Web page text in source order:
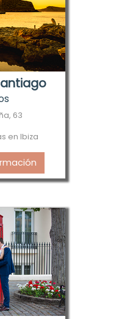
63
en Ibiza